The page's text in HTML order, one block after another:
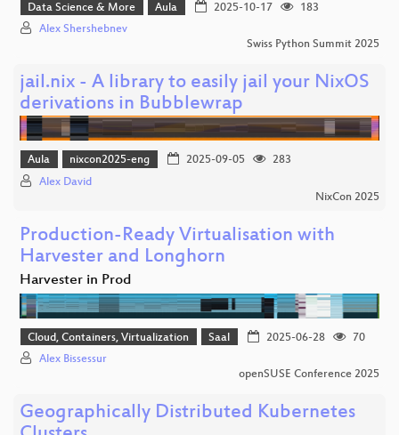
Data Science & More Aula 2025-10-17
183
Alex Shershebnev
Swiss Python Summit 2025
jail.nix - A library to easily jail your NixOS
derivations in Bubblewrap
Aula nixcon2025-eng 2025-09-05
283
Alex David
NixCon 2025
Production-Ready Virtualisation with
Harvester and Longhorn
Harvester in Prod
Cloud, Containers, Virtualization Saal 2025-06-28
70
Alex Bissessur
openSUSE Conference 2025
Geographically Distributed Kubernetes